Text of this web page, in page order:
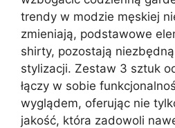
trendy w modzie męskiej
zmieniają, podstawowe
shirty, pozostają
stylizacji. Zestaw 3 sztuk
łączy w sobie
wyglądem, oferując nie
jakość, która zadowoli